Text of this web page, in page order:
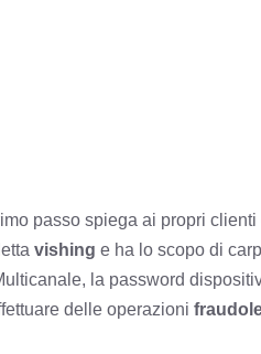
passo spiega ai propri
vishing e ha lo scopo di
la password
delle operazioni